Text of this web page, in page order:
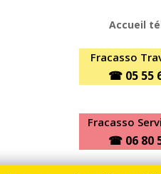
Accueil
Fracasso
☎ 05 55
Fracasso
☎ 06 80